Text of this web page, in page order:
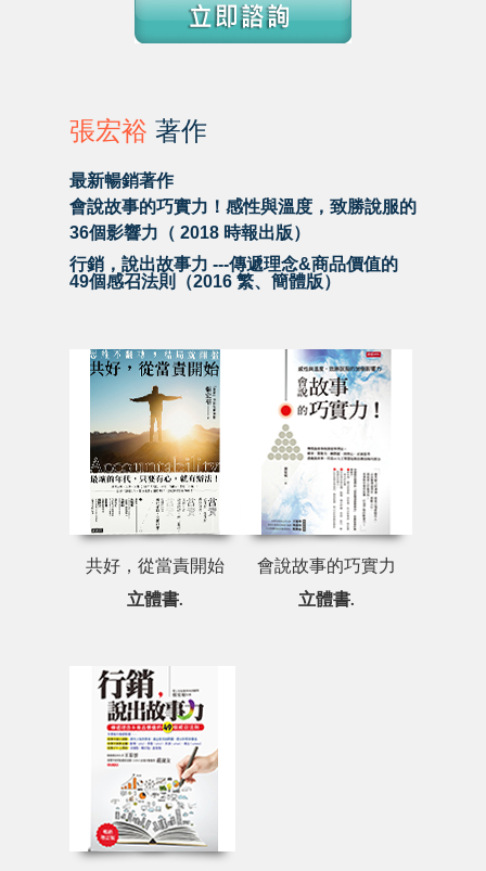
張宏裕 著作
最新暢銷著作
會說故事的巧實力！感性與溫度，致勝說服的
36個影響力（ 2018 時報出版）
行銷，說出故事力 ---傳遞理念&商品價值的
49個感召法則（2016 繁、簡體版）
共好，從當責開始
立體書.
會說故事的巧實力
立體書.